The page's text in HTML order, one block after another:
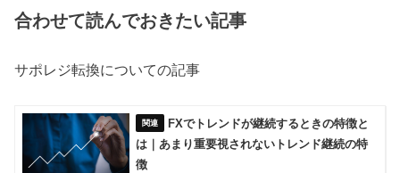
合わせて読んでおきたい記事
サポレジ転換についての記事
FXでトレンドが継続するときの特徴と
は｜あまり重要視されないトレンド継続の特
徴